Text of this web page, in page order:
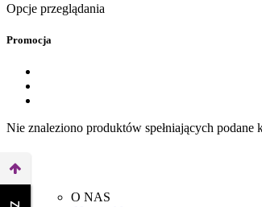
Opcje przeglądania
Promocja
Nie znaleziono produktów spełniających podane
O NAS